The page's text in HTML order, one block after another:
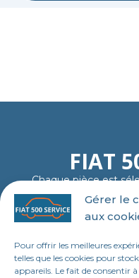
Gérer le
aux
Pour offrir les meilleures
telles que les cookies pour
appareils. Le fait de consentir
FIAT
Chaque pièce est
garantir fiabilité,
comme
06 11 23 40 18